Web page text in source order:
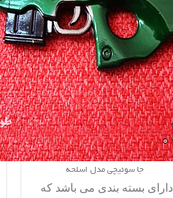
جا سوئیچی مدل اسلحه
دارای بسته بندی می باشد که